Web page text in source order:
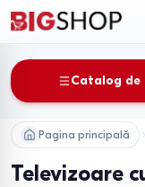
Catalog de
Pagina principală
Televizoare